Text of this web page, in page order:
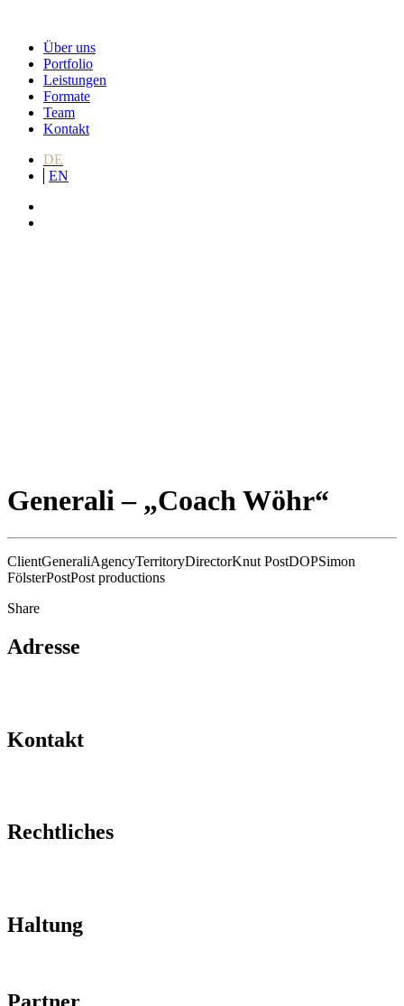
Über uns
Portfolio
Leistungen
Formate
Team
Kontakt
DE
EN
Generali – „Coach Wöhr“
ClientGeneraliAgencyTerritoryDirectorKnut PostDOPSimon
FölsterPostPost productions
Share
Adresse
Kontakt
Rechtliches
Haltung